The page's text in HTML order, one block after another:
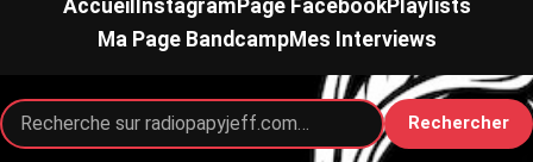
Accueil InstagramPage FacebookPlaylists
Ma Page BandcampMes Interviews
Rechercher